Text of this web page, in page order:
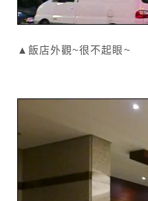
▲飯店外觀~很不起眼~